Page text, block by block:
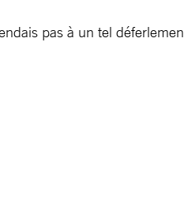
pas à un tel